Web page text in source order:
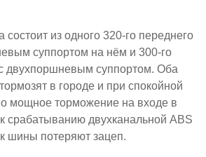
состоит из одного 320-го переднего
суппортом на нём и 300-го
двухпоршневым суппортом. Оба
в городе и при спокойной
мощное торможение на входе в
срабатыванию двухканальной ABS
шины потеряют зацеп.